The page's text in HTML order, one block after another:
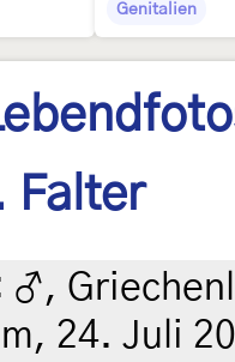
Genitalien
Falter
♂,
24. Juli